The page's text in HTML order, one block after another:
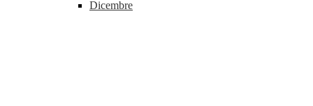
Dicembre